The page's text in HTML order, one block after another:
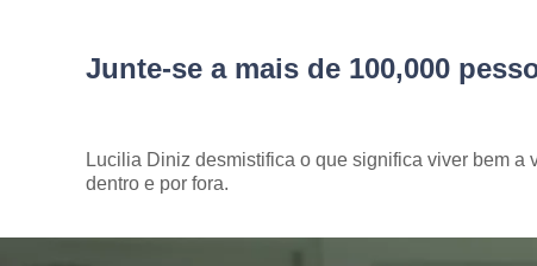
Junte-se a mais de 100,000
Lucilia Diniz desmistifica o que significa viver bem a
dentro e por fora.